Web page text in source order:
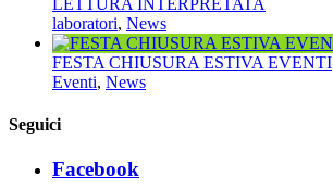
laboratori, News
FESTA CHIUSURA ESTIVA EVENTI
Eventi, News
Seguici
Facebook